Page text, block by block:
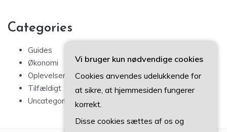
Categories
Guides
Økonomi
Oplevelser
Tilfældigt
Uncategorized
Vi bruger kun nødvendige cookies
Cookies anvendes udelukkende for
at sikre, at hjemmesiden fungerer
korrekt.
Disse cookies sættes af os og